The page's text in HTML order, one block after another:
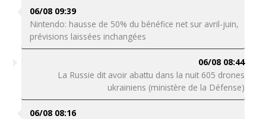
06/08 09:39
Nintendo: hausse de 50% du bénéfice net sur avril-juin,
prévisions laissées inchangées
06/08 08:44
La Russie dit avoir abattu dans la nuit 605 drones
ukrainiens (ministère de la Défense)
06/08 08:16